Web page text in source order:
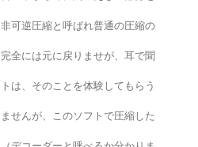
可逆圧縮と呼ばれ普通の圧縮の
全には元に戻りませが、耳で聞
は、そのことを体験してもらう
せんが、このソフトで圧縮した